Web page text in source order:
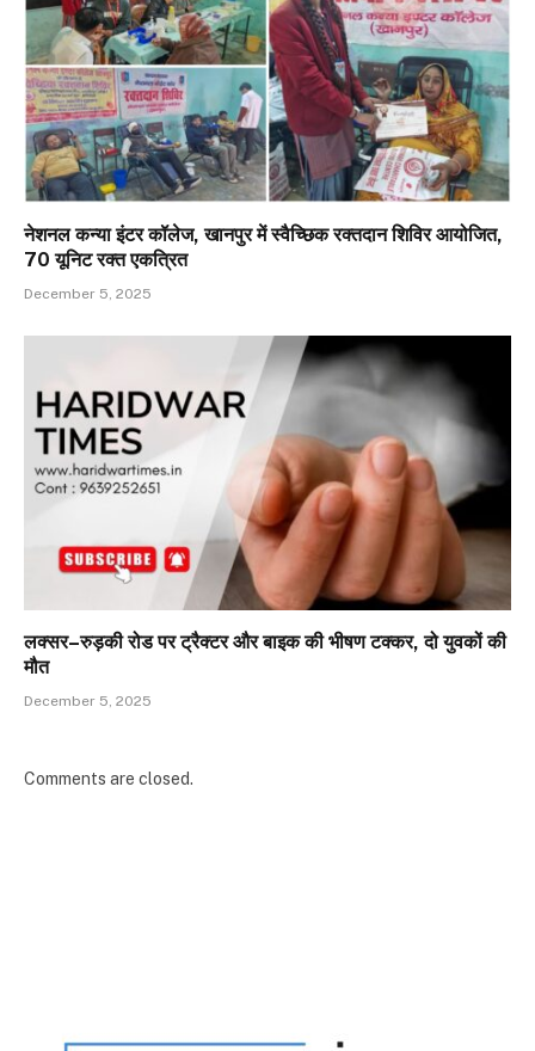
नेशनल कन्या इंटर कॉलेज, खानपुर में स्वैच्छिक रक्तदान शिविर आयोजित,
70 यूनिट रक्त एकत्रित
December 5, 2025
लक्सर–रुड़की रोड पर ट्रैक्टर और बाइक की भीषण टक्कर, दो युवकों की
मौत
December 5, 2025
Comments are closed.